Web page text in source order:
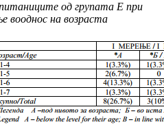
таниците од групата Е при
вооднос на возраста